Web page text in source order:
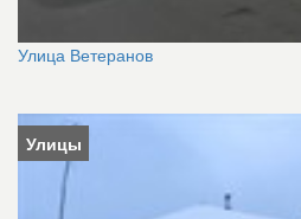
Улица Ветеранов
Улицы